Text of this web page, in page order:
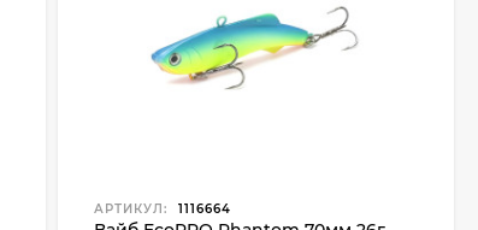
АРТИКУЛ: 1116664